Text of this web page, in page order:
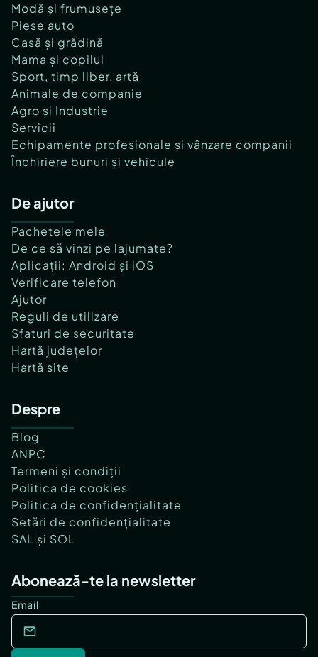
Modă și frumusețe
Piese auto
Casă și grădină
Mama și copilul
Sport, timp liber, artă
Animale de companie
Agro și Industrie
Servicii
Echipamente profesionale și vânzare companii
Închiriere bunuri și vehicule
De ajutor
Pachetele mele
De ce să vinzi pe lajumate?
Aplicații: Android și iOS
Verificare telefon
Ajutor
Reguli de utilizare
Sfaturi de securitate
Hartă județelor
Hartă site
Despre
Blog
ANPC
Termeni și condiții
Politica de cookies
Politica de confidențialitate
Setări de confidențialitate
SAL și SOL
Abonează-te la newsletter
Email